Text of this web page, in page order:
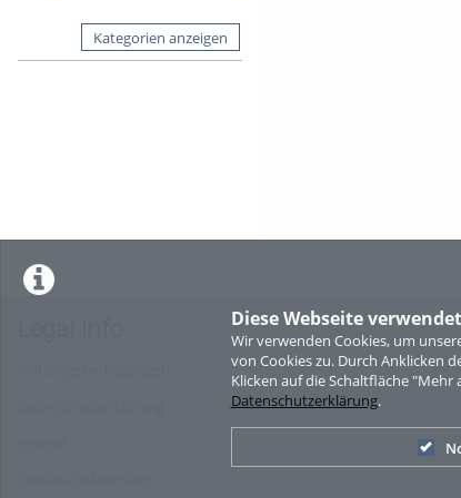
Diese Webseite
Wir verwenden Cookies, um
von Cookies zu. Durch Anklicken
Klicken auf die Schaltfläche
Datenschutzerklärung.
Kategorien anzeigen